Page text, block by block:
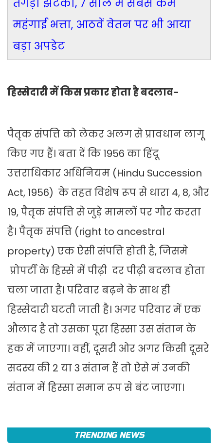
तगड़ा झटका, 7 साल में सबसे कम
महंगाई भत्ता, आठवें वेतन पर भी आया
बड़ा अपडेट
हिस्सेदारी में किस प्रकार होता है बदलाव-
पैतृक संपत्ति को लेकर अलग से प्रावधान लागू
किए गए हैं। बता दें कि 1956 का हिंदू
उत्तराधिकार अधिनियम (Hindu Succession
Act, 1956) के तहत विशेष रूप से धारा 4, 8, और
19, पैतृक संपत्ति से जुड़े मामलों पर गौर करता
है। पैतृक संपत्ति (right to ancestral
property) एक ऐसी संपत्ति होती है, जिसमे
प्रोपर्टी के हिस्से में पीढ़ी दर पीढ़ी बदलाव होता
चला जाता है। परिवार बढ़ने के साथ ही
हिस्सेदारी घटती जाती है। अगर परिवार में एक
औलाद है तो उसका पूरा हिस्सा उस संतान के
हक में जाएगा। वहीं, दूसरी ओर अगर किसी दूसरे
सदस्य की 2 या 3 संतान हैं तो ऐसे मं उनकी
संतान में हिस्सा समान रूप से बंट जाएगा।
TRENDING NEWS